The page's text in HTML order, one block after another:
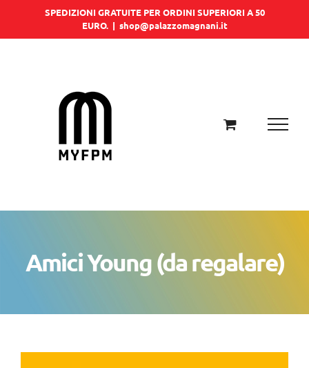
SPEDIZIONI GRATUITE PER ORDINI SUPERIORI A 50
EURO. | shop@palazzomagnani.it
Amici Young (da regalare)